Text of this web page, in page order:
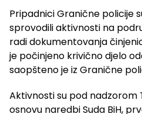
Pripadnici Granične policije
sprovodili aktivnosti na
radi dokumentovanja
je počinjeno krivično djelo
saopšteno je iz Granične
Aktivnosti su pod nadzorom
osnovu naredbi Suda BiH,